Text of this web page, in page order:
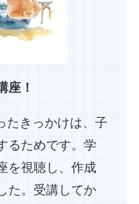
座！
たきっかけは、子
るためです。学
を視聴し、作成
た。受講してか